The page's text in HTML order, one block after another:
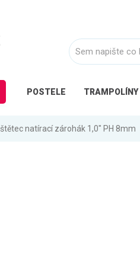
POSTELE TRAMPOLÍNY
štětec natírací zárohák 1,0" PH 8mm